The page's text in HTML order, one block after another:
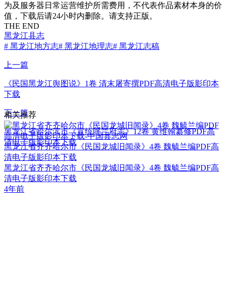
为及服务器日常运营维护所需费用，不代表作品素材本身的价
值，下载后请24小时内删除。请支持正版。
THE END
黑龙江县志
# 黑龙江地方志# 黑龙江地理志# 黑龙江志稿
上一篇
《民国黑龙江舆图说》1卷 清末屠寄撰PDF高清电子版影印本
下载
下一篇
黑龙江省哈尔滨市《宣统呼兰府志》12卷 黄维翰纂修PDF高
清电子版影印本下载
相关推荐
黑龙江省齐齐哈尔市《民国龙城旧闻录》4卷 魏毓兰编PDF高
清电子版影印本下载
黑龙江省齐齐哈尔市《民国龙城旧闻录》4卷 魏毓兰编PDF高
清电子版影印本下载
4年前